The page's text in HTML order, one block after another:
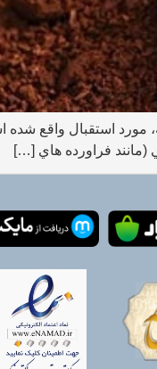
مورد استقبال واقع شده
(مانند فراورده هاي […]